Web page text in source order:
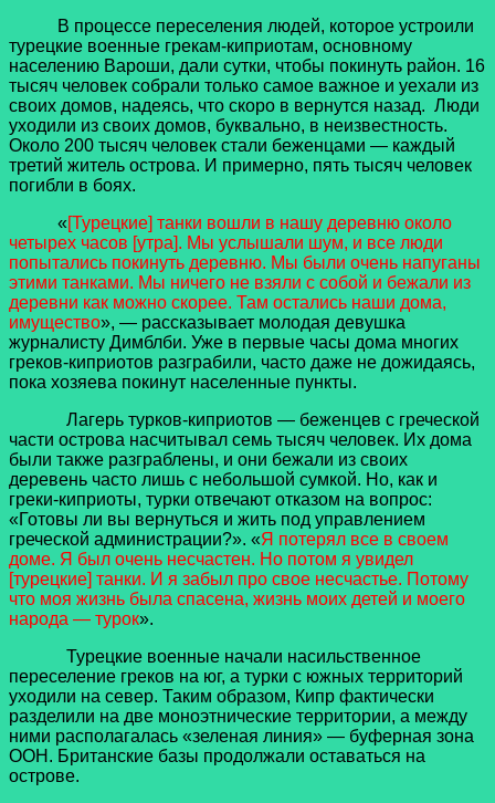
В процессе переселения людей, которое устроили
турецкие военные грекам-киприотам, основному
населению Вароши, дали сутки, чтобы покинуть район. 16
тысяч человек собрали только самое важное и уехали из
своих домов, надеясь, что скоро в вернутся назад. Люди
уходили из своих домов, буквально, в неизвестность.
Около 200 тысяч человек стали беженцами — каждый
третий житель острова. И примерно, пять тысяч человек
погибли в боях.
«[Турецкие] танки вошли в нашу деревню около
четырех часов [утра]. Мы услышали шум, и все люди
попытались покинуть деревню. Мы были очень напуганы
этими танками. Мы ничего не взяли с собой и бежали из
деревни как можно скорее. Там остались наши дома,
имущество», — рассказывает молодая девушка
журналисту Димблби. Уже в первые часы дома многих
греков-киприотов разграбили, часто даже не дожидаясь,
пока хозяева покинут населенные пункты.
Лагерь турков-киприотов — беженцев с греческой
части острова насчитывал семь тысяч человек. Их дома
были также разграблены, и они бежали из своих
деревень часто лишь с небольшой сумкой. Но, как и
греки-киприоты, турки отвечают отказом на вопрос:
«Готовы ли вы вернуться и жить под управлением
греческой администрации?». «Я потерял все в своем
доме. Я был очень несчастен. Но потом я увидел
[турецкие] танки. И я забыл про свое несчастье. Потому
что моя жизнь была спасена, жизнь моих детей и моего
народа — турок».
Турецкие военные начали насильственное
переселение греков на юг, а турки с южных территорий
уходили на север. Таким образом, Кипр фактически
разделили на две моноэтнические территории, а между
ними располагалась «зеленая линия» — буферная зона
ООН. Британские базы продолжали оставаться на
острове.